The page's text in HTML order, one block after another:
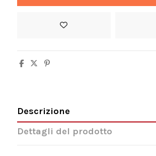
Descrizione
Dettagli del prodotto